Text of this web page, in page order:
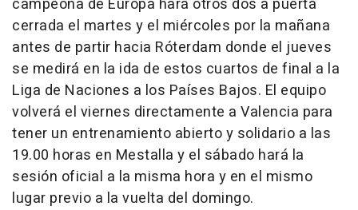
campeona de Europa hará otros dos a puerta
cerrada el martes y el miércoles por la mañana
antes de partir hacia Róterdam donde el jueves
se medirá en la ida de estos cuartos de final a la
Liga de Naciones a los Países Bajos. El equipo
volverá el viernes directamente a Valencia para
tener un entrenamiento abierto y solidario a las
19.00 horas en Mestalla y el sábado hará la
sesión oficial a la misma hora y en el mismo
lugar previo a la vuelta del domingo.